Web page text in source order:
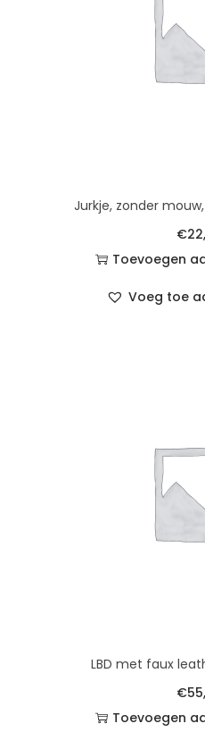
Jurkje, zonder
€
Toevoegen
Voeg toe
LBD met faux
€
Toevoegen